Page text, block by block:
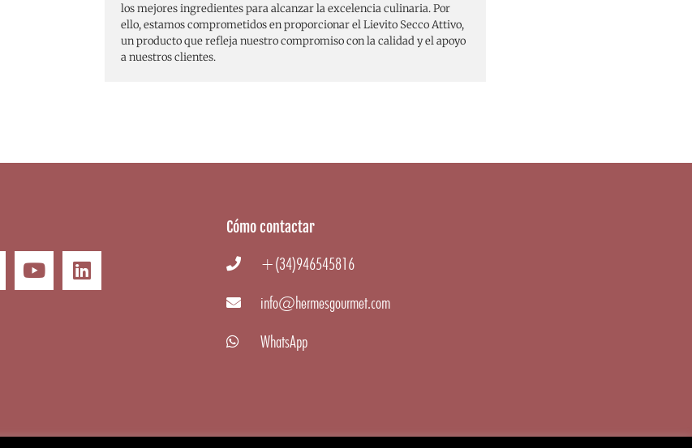
los mejores ingredientes para alcanzar la excelencia culinaria. Por
ello, estamos comprometidos en proporcionar el Lievito Secco Attivo,
un producto que refleja nuestro compromiso con la calidad y el apoyo
a nuestros clientes.
Cómo contactar
+(34)946545816
info@hermesgourmet.com
WhatsApp